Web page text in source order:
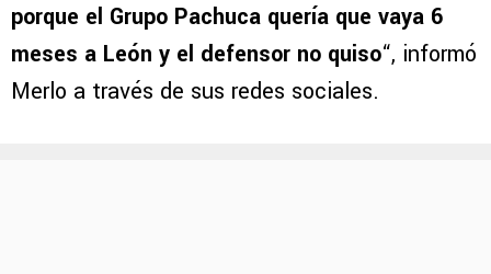
porque el Grupo Pachuca quería que vaya 6
meses a León y el defensor no quiso“, informó
Merlo a través de sus redes sociales.